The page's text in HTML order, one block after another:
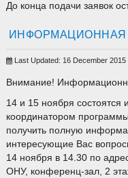
До конца подачи заявок
ИНФОРМАЦИОННАЯ
Last Updated: 16 December 2015
Внимание!
14 и 15 ноября
координатором
получить полную
интересующие Вас
14 ноября в 14.30 по
ОНУ, конференц-зал, 2